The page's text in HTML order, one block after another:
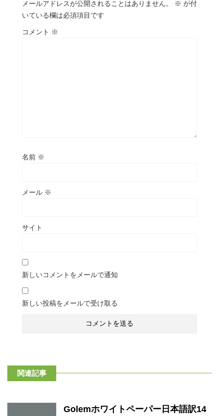
メールアドレスが公開されることはありません。 ※ が付
いている欄は必須項目です
コメント ※
名前 ※
メール ※
サイト
新しいコメントをメールで通知
新しい投稿をメールで受け取る
関連記事
Golemホワイトペーパー日本語訳14